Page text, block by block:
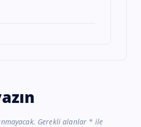
Gerekli alanlar * ile